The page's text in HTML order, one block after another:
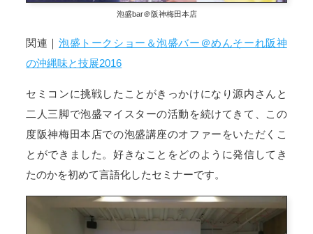
泡盛bar＠阪神梅田本店
関連｜泡盛トークショー＆泡盛バー＠めんそーれ阪神
の沖縄味と技展2016
セミコンに挑戦したことがきっかけになり源内さんと
二人三脚で泡盛マイスターの活動を続けてきて、この
度阪神梅田本店での泡盛講座のオファーをいただくこ
とができました。好きなことをどのように発信してき
たのかを初めて言語化したセミナーです。